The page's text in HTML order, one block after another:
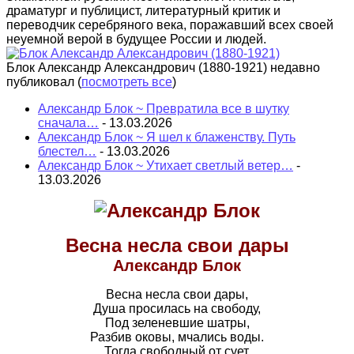
драматург и публицист, литературный критик и
переводчик серебряного века, поражавший всех своей
неуемной верой в будущее России и людей.
Блок Александр Александрович (1880-1921) недавно
публиковал (посмотреть все)
Александр Блок ~ Превратила все в шутку
сначала… - 13.03.2026
Александр Блок ~ Я шел к блаженству. Путь
блестел… - 13.03.2026
Александр Блок ~ Утихает светлый ветер… -
13.03.2026
Весна несла свои дары
Александр Блок
Весна несла свои дары,
Душа просилась на свободу,
Под зеленевшие шатры,
Разбив оковы, мчались воды.
Тогда свободный от сует,